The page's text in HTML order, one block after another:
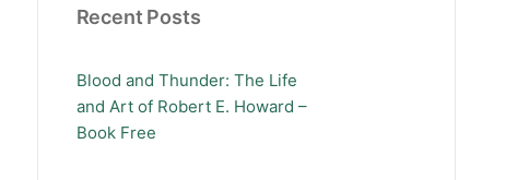
Recent Posts
Blood and Thunder: The Life
and Art of Robert E. Howard –
Book Free